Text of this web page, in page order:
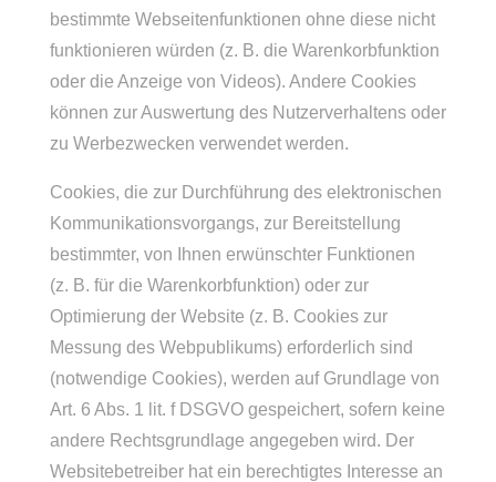
bestimmte Webseitenfunktionen ohne diese nicht
funktionieren würden (z. B. die Warenkorbfunktion
oder die Anzeige von Videos). Andere Cookies
können zur Auswertung des Nutzerverhaltens oder
zu Werbezwecken verwendet werden.
Cookies, die zur Durchführung des elektronischen
Kommunikationsvorgangs, zur Bereitstellung
bestimmter, von Ihnen erwünschter Funktionen
(z. B. für die Warenkorbfunktion) oder zur
Optimierung der Website (z. B. Cookies zur
Messung des Webpublikums) erforderlich sind
(notwendige Cookies), werden auf Grundlage von
Art. 6 Abs. 1 lit. f DSGVO gespeichert, sofern keine
andere Rechtsgrundlage angegeben wird. Der
Websitebetreiber hat ein berechtigtes Interesse an